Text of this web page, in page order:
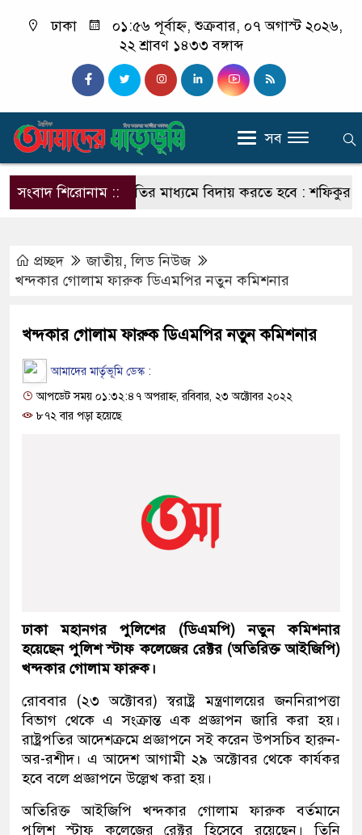
ঢাকা
০১:৫৬ পূর্বাহ্ন, শুক্রবার, ০৭ অগাস্ট ২০২৬,
২২ শ্রাবণ ১৪৩৩ বঙ্গাব্দ
সব
সংবাদ শিরোনাম ::
কালো ছায়া সংস্কৃতির মাধ্যমে বিদায় করতে হবে : শফিকুর রহমান
প্রচ্ছদ জাতীয়,লিড নিউজ
খন্দকার গোলাম ফারুক ডিএমপির নতুন কমিশনার
খন্দকার গোলাম ফারুক ডিএমপির নতুন কমিশনার
আমাদের মার্তৃভূমি ডেস্ক :
আপডেট সময় ০১:৩২:৪৭ অপরাহ্ন, রবিবার, ২৩ অক্টোবর ২০২২
৮৭২ বার পড়া হয়েছে
ঢাকা মহানগর পুলিশের (ডিএমপি) নতুন কমিশনার
হয়েছেন পুলিশ স্টাফ কলেজের রেক্টর (অতিরিক্ত আইজিপি)
খন্দকার গোলাম ফারুক।
রোববার (২৩ অক্টোবর) স্বরাষ্ট্র মন্ত্রণালয়ের জননিরাপত্তা
বিভাগ থেকে এ সংক্রান্ত এক প্রজ্ঞাপন জারি করা হয়।
রাষ্ট্রপতির আদেশক্রমে প্রজ্ঞাপনে সই করেন উপসচিব হারুন-
অর-রশীদ। এ আদেশ আগামী ২৯ অক্টোবর থেকে কার্যকর
হবে বলে প্রজ্ঞাপনে উল্লেখ করা হয়।
অতিরিক্ত আইজিপি খন্দকার গোলাম ফারুক বর্তমানে
পুলিশ স্টাফ কলেজের রেক্টর হিসেবে রয়েছেন। তিনি